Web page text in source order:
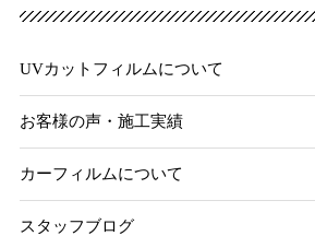
UVカットフィルムについて
お客様の声・施工実績
カーフィルムについて
スタッフブログ